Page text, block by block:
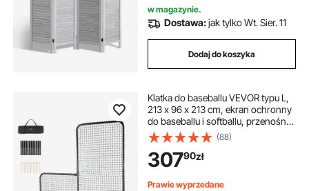
w magazynie.
Dostawa:jak tylko Wt. Sier. 11
Dodaj do koszyka
Klatka do baseballu VEVOR typu L,
213 x 96 x 213 cm, ekran ochronny
do baseballu i softballu, przenośna
siatka do baseballu z torbą
transportową i kołkami do
mocowania na ziemi, siatka do
ochrony miotaczy, czarna
(88)
30790zł
Prawie wyprzedane